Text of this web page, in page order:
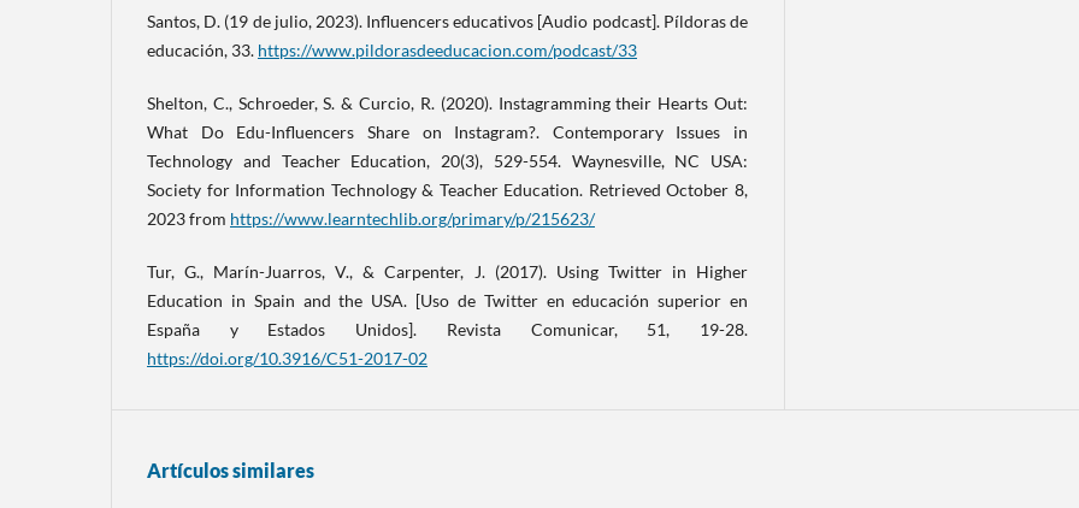
Santos, D. (19 de julio, 2023). Influencers educativos [Audio podcast]. Píldoras de
educación, 33. https://www.pildorasdeeducacion.com/podcast/33
Shelton, C., Schroeder, S. & Curcio, R. (2020). Instagramming their Hearts Out:
What Do Edu-Influencers Share on Instagram?. Contemporary Issues in
Technology and Teacher Education, 20(3), 529-554. Waynesville, NC USA:
Society for Information Technology & Teacher Education. Retrieved October 8,
2023 from https://www.learntechlib.org/primary/p/215623/
Tur, G., Marín-Juarros, V., & Carpenter, J. (2017). Using Twitter in Higher
Education in Spain and the USA. [Uso de Twitter en educación superior en
España y Estados Unidos]. Revista Comunicar, 51, 19-28.
https://doi.org/10.3916/C51-2017-02
Artículos similares